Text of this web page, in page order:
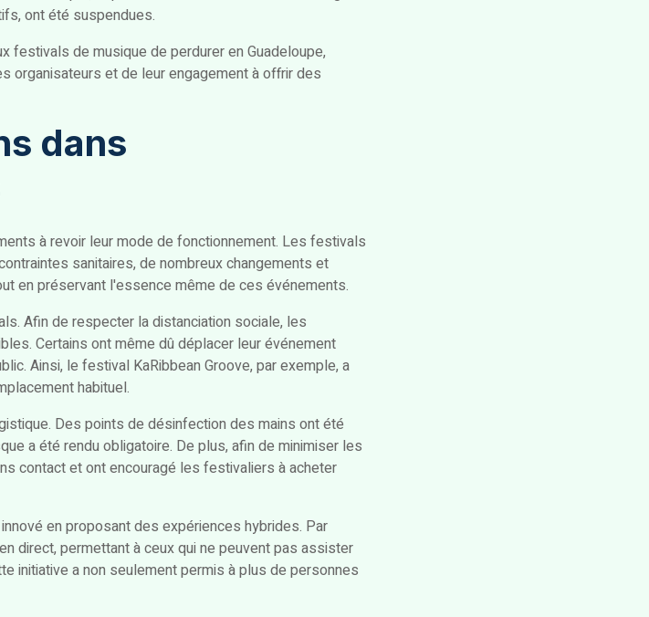
ont été suspendues.
festivals de musique de perdurer en Guadeloupe,
organisateurs et de leur engagement à offrir des
dans
à revoir leur mode de fonctionnement. Les festivals
sanitaires, de nombreux changements et
en préservant l'essence même de ces événements.
Afin de respecter la distanciation sociale, les
Certains ont même dû déplacer leur événement
Ainsi, le festival KaRibbean Groove, par exemple, a
habituel.
Des points de désinfection des mains ont été
a été rendu obligatoire. De plus, afin de minimiser les
contact et ont encouragé les festivaliers à acheter
en proposant des expériences hybrides. Par
direct, permettant à ceux qui ne peuvent pas assister
initiative a non seulement permis à plus de personnes